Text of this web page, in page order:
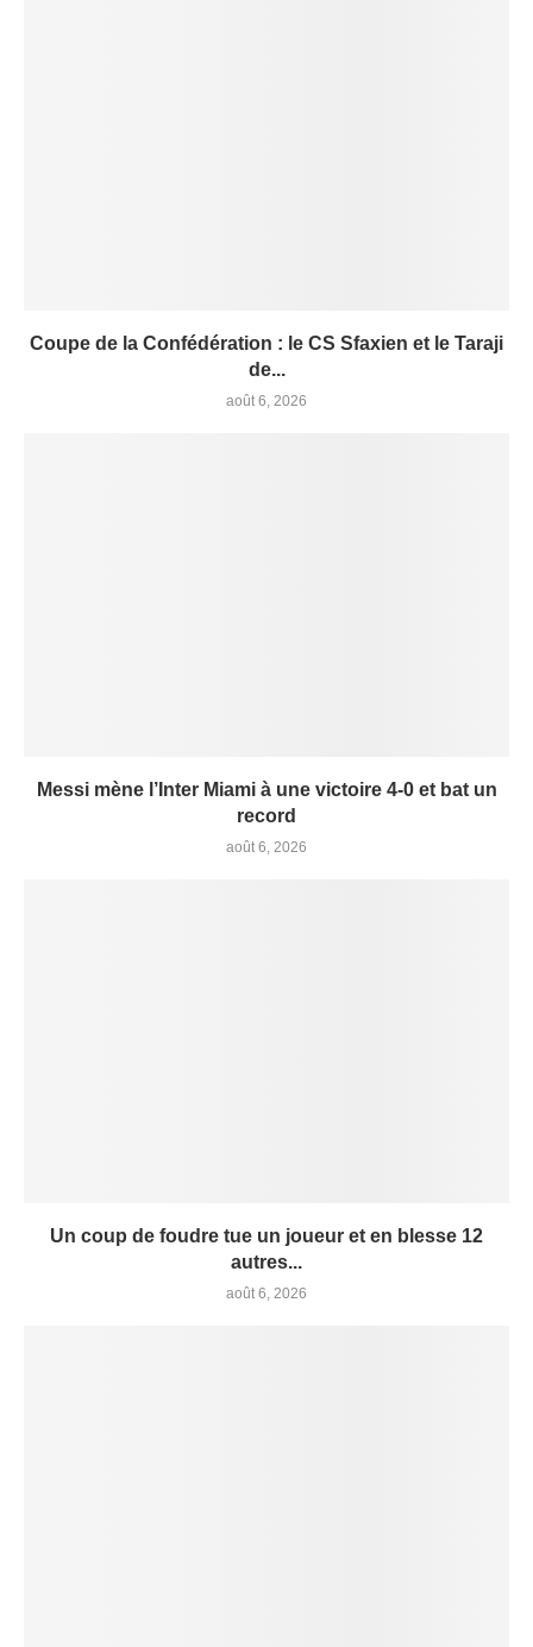
Coupe de la Confédération : le CS Sfaxien et le Taraji
de...
août 6, 2026
Messi mène l’Inter Miami à une victoire 4-0 et bat un
record
août 6, 2026
Un coup de foudre tue un joueur et en blesse 12
autres...
août 6, 2026